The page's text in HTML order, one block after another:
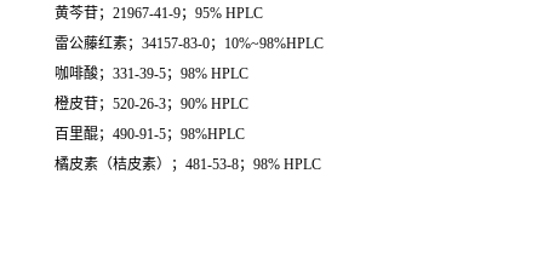
黄芩苷；21967-41-9；95% HPLC
雷公藤红素；34157-83-0；10%~98%HPLC
咖啡酸；331-39-5；98% HPLC
橙皮苷；520-26-3；90% HPLC
百里醌；490-91-5；98%HPLC
橘皮素（桔皮素）；481-53-8；98% HPLC